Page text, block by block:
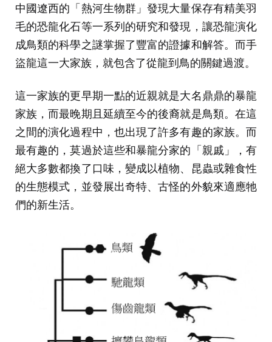
中國遼西的「熱河生物群」發現大量保存有精美羽
毛的恐龍化石等一系列的研究和發現，讓恐龍演化
成鳥類的科學之謎掌握了豐富的證據和解答。而手
盜龍這一大家族，就包含了從龍到鳥的關鍵過渡。
這一家族的更早期一點的近親就是大名鼎鼎的暴龍
家族，而最晚期且延續至今的後裔就是鳥類。在這
之間的演化過程中，也出現了許多有趣的家族。而
最有趣的，莫過於這些和暴龍分家的「親戚」，有
絕大多數都換了口味，變成以植物、昆蟲或雜食性
的生態模式，並發展出奇特、古怪的外貌來適應牠
們的新生活。